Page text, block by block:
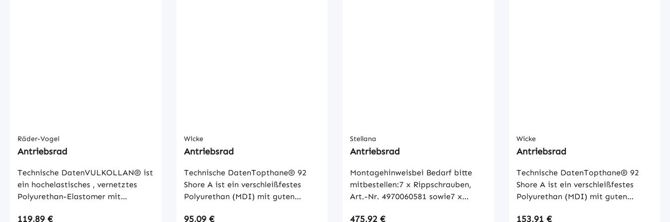
Räder-Vogel
Antriebsrad
Technische DatenVULKOLLAN® ist
ein hochelastisches , vernetztes
Polyurethan-Elastomer mit
Regulärer Preis:
119,89 €
Wicke
Antriebsrad
Technische DatenTopthane® 92
Shore A ist ein verschleißfestes
Polyurethan (MDI) mit guten
Regulärer Preis:
95,09 €
Stellana
Antriebsrad
Montagehinweisbei Bedarf bitte
mitbestellen:7 x Rippschrauben,
Art.-Nr. 4970060581 sowie7 x
Regulärer Preis:
475,92 €
Wicke
Antriebsrad
Technische DatenTopthane® 92
Shore A ist ein verschleißfestes
Polyurethan (MDI) mit guten
Regulärer Preis:
153,91 €